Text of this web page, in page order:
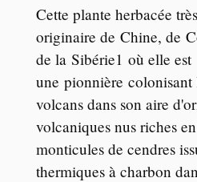
Cette plante herbacée
originaire de Chine, de
de la Sibérie1 où elle est
une pionnière colonisant
volcans dans son aire
volcaniques nus riches
monticules de cendres
thermiques à charbon